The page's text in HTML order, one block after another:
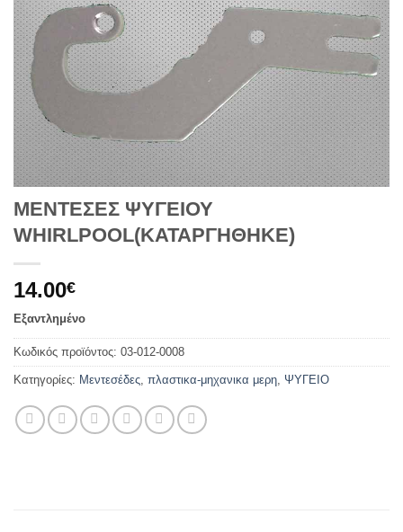
ΜΕΝΤΕΣΕΣ ΨΥΓΕΙΟΥ
WHIRLPOOL(ΚΑΤΑΡΓΗΘΗΚΕ)
14.00€
Εξαντλημένο
Κωδικός προϊόντος: 03-012-0008
Κατηγορίες: Μεντεσέδες πλαστικα-μηχανικα μερη ΨΥΓΕΙΟ